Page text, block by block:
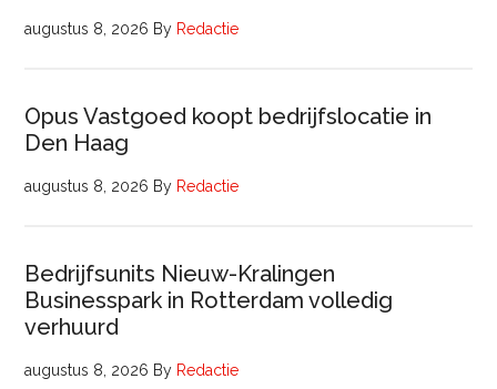
augustus 8, 2026 By Redactie
Opus Vastgoed koopt bedrijfslocatie in
Den Haag
augustus 8, 2026 By Redactie
Bedrijfsunits Nieuw-Kralingen
Businesspark in Rotterdam volledig
verhuurd
augustus 8, 2026 By Redactie